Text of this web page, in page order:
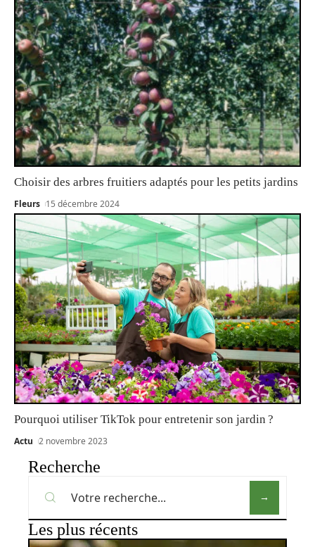
Choisir des arbres fruitiers adaptés pour les petits jardins
Fleurs 15 décembre 2024
Pourquoi utiliser TikTok pour entretenir son jardin ?
Actu 2 novembre 2023
Recherche
Les plus récents